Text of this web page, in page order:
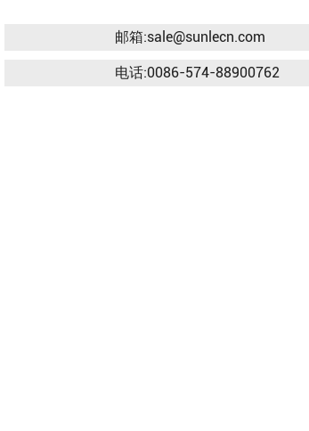
邮箱:sale@sunlecn.com
电话:0086-574-88900762